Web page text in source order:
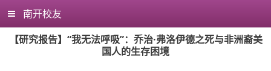
南开校友
【研究报告】“我无法呼吸”：乔治·弗洛伊德之死与非洲裔美
国人的生存困境